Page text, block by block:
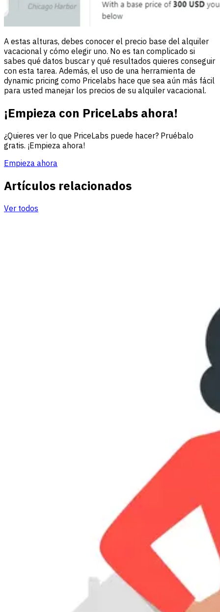
A estas alturas, debes conocer el precio base del alquiler
vacacional y cómo elegir uno. No es tan complicado si
sabes qué datos buscar y qué resultados quieres conseguir
con esta tarea. Además, el uso de una herramienta de
dynamic pricing como Pricelabs hace que sea aún más fácil
para usted manejar los precios de su alquiler vacacional.
¡Empieza con PriceLabs ahora!
¿Quieres ver lo que PriceLabs puede hacer? Pruébalo
gratis. ¡Empieza ahora!
Empieza ahora
Artículos relacionados
Ver todos